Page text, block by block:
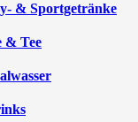
& Sportgetränke
& Tee